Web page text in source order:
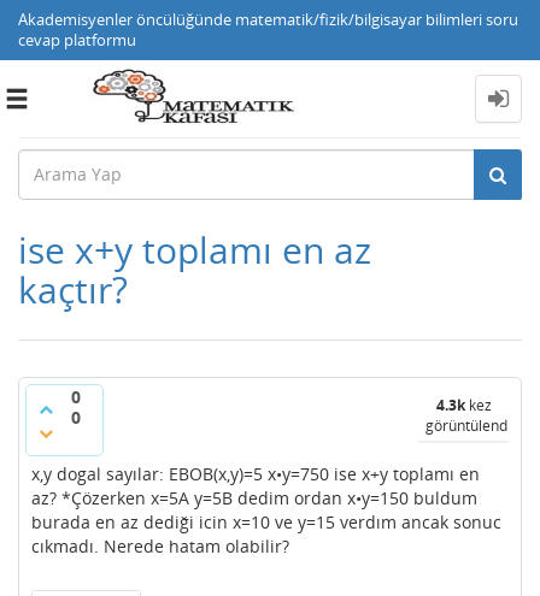
Akademisyenler öncülüğünde matematik/fizik/bilgisayar bilimleri soru
cevap platformu
Toggle
ise x+y toplamı en az
kaçtır?
0
0
4.3kkez
görüntülendi
x,y dogal sayılar: EBOB(x,y)=5 x•y=750 ise x+y toplamı en
az? *Çözerken x=5A y=5B dedim ordan x•y=150 buldum
burada en az dediği icin x=10 ve y=15 verdım ancak sonuc
cıkmadı. Nerede hatam olabilir?